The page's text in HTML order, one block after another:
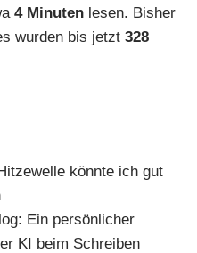
4 Minuten lesen. Bisher
wurden bis jetzt 328
könnte ich gut
Ein persönlicher
KI beim Schreiben